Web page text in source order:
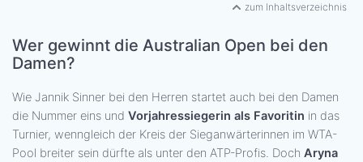
zum Inhaltsverzeichnis
Wer gewinnt die Australian Open bei den
Damen?
Wie Jannik Sinner bei den Herren startet auch bei den Damen
die Nummer eins und Vorjahressiegerin als Favoritin in das
Turnier, wenngleich der Kreis der Sieganwärterinnen im WTA-
Pool breiter sein dürfte als unter den ATP-Profis. Doch Aryna